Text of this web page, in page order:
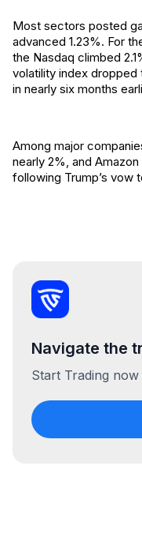
Most sectors posted
advanced 1.23%. For
the Nasdaq climbed
volatility index dropped
in nearly six months
Among major
nearly 2%, and
following Trump’s vow
Navigate the
Start Trading